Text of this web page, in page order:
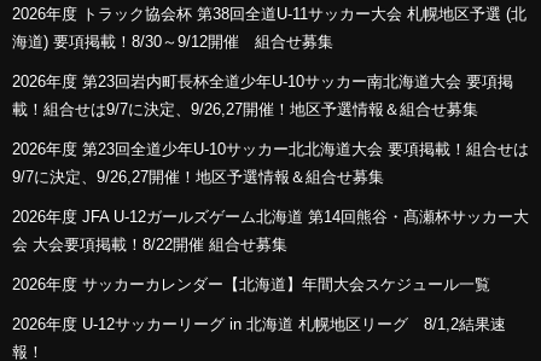
2026年度 トラック協会杯 第38回全道U-11サッカー大会 札幌地区予選 (北
海道) 要項掲載！8/30～9/12開催 組合せ募集
2026年度 第23回岩内町長杯全道少年U-10サッカー南北海道大会 要項掲
載！組合せは9/7に決定、9/26,27開催！地区予選情報＆組合せ募集
2026年度 第23回全道少年U-10サッカー北北海道大会 要項掲載！組合せは
9/7に決定、9/26,27開催！地区予選情報＆組合せ募集
2026年度 JFA U-12ガールズゲーム北海道 第14回熊谷・髙瀬杯サッカー大
会 大会要項掲載！8/22開催 組合せ募集
2026年度 サッカーカレンダー【北海道】年間大会スケジュール一覧
2026年度 U-12サッカーリーグ in 北海道 札幌地区リーグ 8/1,2結果速
報！